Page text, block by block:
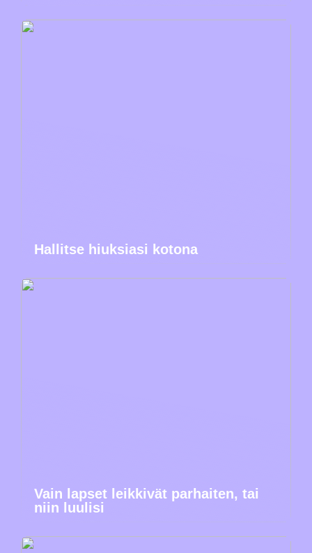
Hallitse hiuksiasi kotona
Vain lapset leikkivät parhaiten, tai
niin luulisi